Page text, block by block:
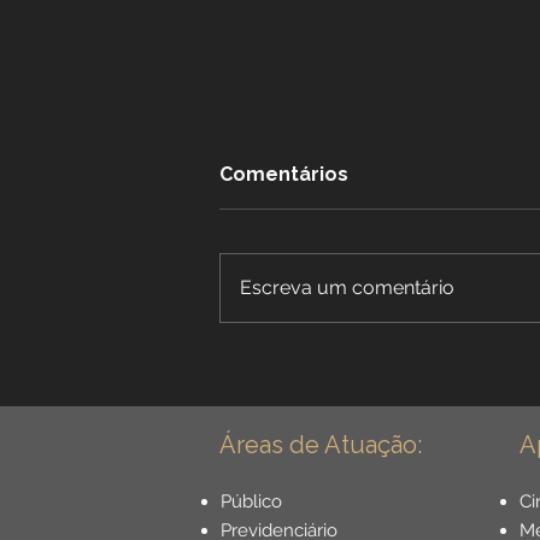
Especial para Cirurgião
Dentista - Guia Completo
Comentários
Escreva um comentário
Áreas de Atuação:
Público
Previdenciário